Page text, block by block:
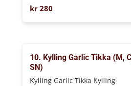
kr280
10. Kylling Garlic Tikka (M,
SN)
Kylling Garlic Tikka Kylling